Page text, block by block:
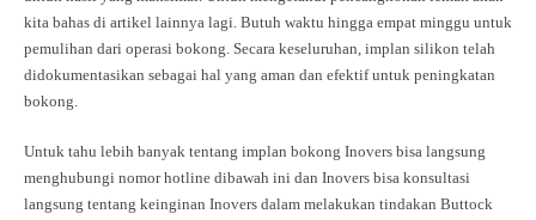
kita bahas di artikel lainnya lagi. Butuh waktu hingga empat minggu untuk
pemulihan dari operasi bokong. Secara keseluruhan, implan silikon telah
didokumentasikan sebagai hal yang aman dan efektif untuk peningkatan
bokong.
Untuk tahu lebih banyak tentang implan bokong Inovers bisa langsung
menghubungi nomor hotline dibawah ini dan Inovers bisa konsultasi
langsung tentang keinginan Inovers dalam melakukan tindakan Buttock